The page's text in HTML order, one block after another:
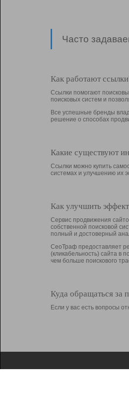
Часто
Как работают
Ссылки помогают
поисковых систем и
Все успешные бренды
решение о способах
Какие существуют
Ссылки можно купить
системах и улучшению их
Как улучшить
Сервис продвижения
собственной поисковой
полный и достоверный
СеоТраф предоставляет
(кликабельность) сайта в
чем больше поискового
Куда обращаться за
Если у вас есть вопросы